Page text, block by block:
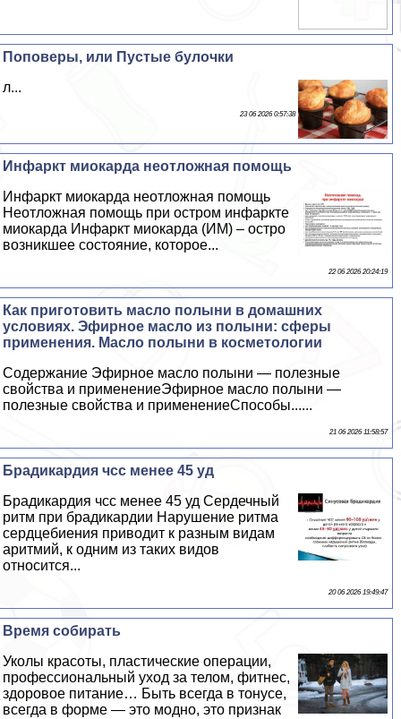
Поповеры, или Пустые булочки
л...
23 06 2026 0:57:38
Инфаркт миокарда неотложная помощь
Инфаркт миокарда неотложная помощь
Неотложная помощь при остром инфаркте
миокарда Инфаркт миокарда (ИМ) – остро
возникшее состояние, которое...
22 06 2026 20:24:19
Как приготовить масло полыни в домашних
условиях. Эфирное масло из полыни: сферы
применения. Масло полыни в косметологии
Содержание Эфирное масло полыни — полезные
свойства и применениеЭфирное масло полыни —
полезные свойства и применениеСпособы......
21 06 2026 11:58:57
Брадикардия чсс менее 45 уд
Брадикардия чсс менее 45 уд Сердечный
ритм при брадикардии Нарушение ритма
сердцебиения приводит к разным видам
аритмий, к одним из таких видов
относится...
20 06 2026 19:49:47
Время собирать
Уколы красоты, пластические операции,
профессиональный уход за телом, фитнес,
здоровое питание… Быть всегда в тонусе,
всегда в форме — это модно, это признак